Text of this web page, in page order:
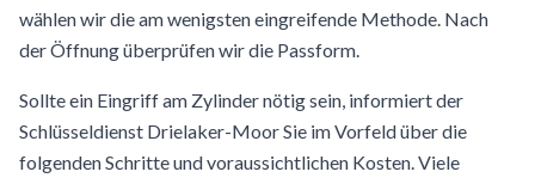
wählen wir die am wenigsten eingreifende Methode. Nach
der Öffnung überprüfen wir die Passform.
Sollte ein Eingriff am Zylinder nötig sein, informiert der
Schlüsseldienst Drielaker-Moor Sie im Vorfeld über die
folgenden Schritte und voraussichtlichen Kosten. Viele